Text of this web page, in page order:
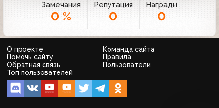
Замечания
0 %
Репутация
0
Награды
0
О проекте
Команда сайта
Помочь сайту
Правила
Обратная связь
Пользователи
Топ пользователей